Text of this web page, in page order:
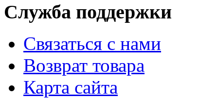
Служба поддержки
Связаться с нами
Возврат товара
Карта сайта